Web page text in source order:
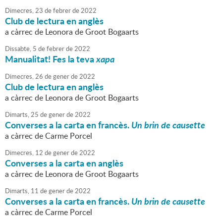
Dimecres,23 defebrerde2022
Club de lectura en anglès
a càrrec de Leonora de Groot Bogaarts
Dissabte, 5 defebrerde2022
Manualitat! Fes la tevaxapa
Dimecres,26 degenerde2022
Club de lectura en anglès
a càrrec de Leonora de Groot Bogaarts
Dimarts,25 degenerde2022
Converses a la carta en francès.Un brin de causette
a càrrec de Carme Porcel
Dimecres, 12 degenerde2022
Converses a la carta en anglès
a càrrec de Leonora de Groot Bogaarts
Dimarts, 11 degenerde2022
Converses a la carta en francès.Un brin de causette
a càrrec de Carme Porcel